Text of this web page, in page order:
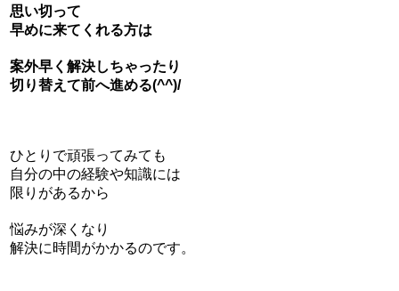
思い切って
早めに来てくれる方は
案外早く解決しちゃったり
切り替えて前へ進める(^^)/
ひとりで頑張ってみても
自分の中の経験や知識には
限りがあるから
悩みが深くなり
解決に時間がかかるのです。